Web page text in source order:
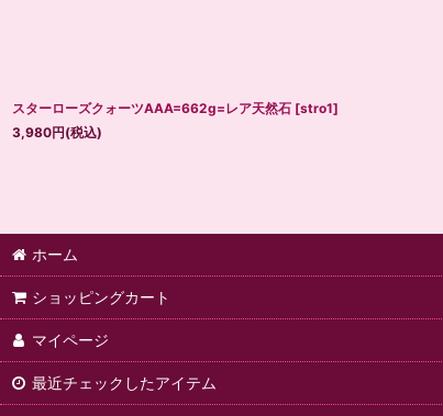
スターローズクォーツAAA=662g=レア天然石 [stro1]
3,980円(税込)
ホーム
ショッピングカート
マイページ
最近チェックしたアイテム